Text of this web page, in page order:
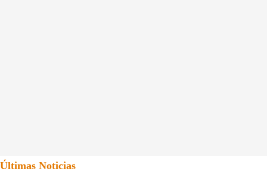
Últimas Noticias